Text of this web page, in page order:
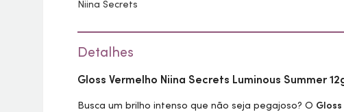
Niina Secrets
Detalhes
Gloss Vermelho Niina Secrets Luminous Summer
Busca um brilho intenso que não seja pegajoso? O Gloss